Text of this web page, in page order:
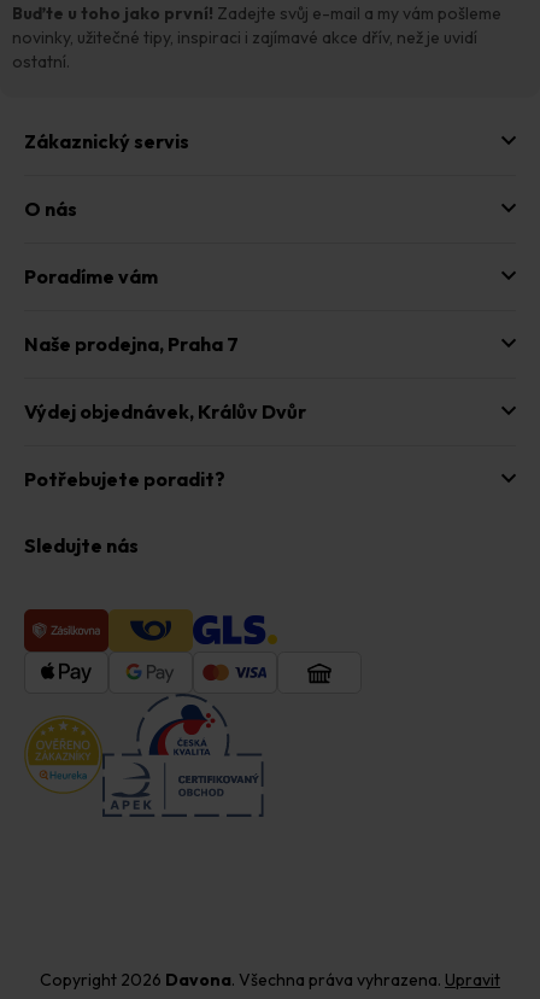
Buďte u toho jako první! Zadejte svůj e-mail a my vám pošleme
novinky, užitečné tipy, inspiraci i zajímavé akce dřív, než je uvidí
ostatní.
Zákaznický servis
O nás
Poradíme vám
Naše prodejna, Praha 7
Výdej objednávek, Králův Dvůr
Potřebujete poradit?
Sledujte nás
Copyright 2026 Davona. Všechna práva vyhrazena. Upravit